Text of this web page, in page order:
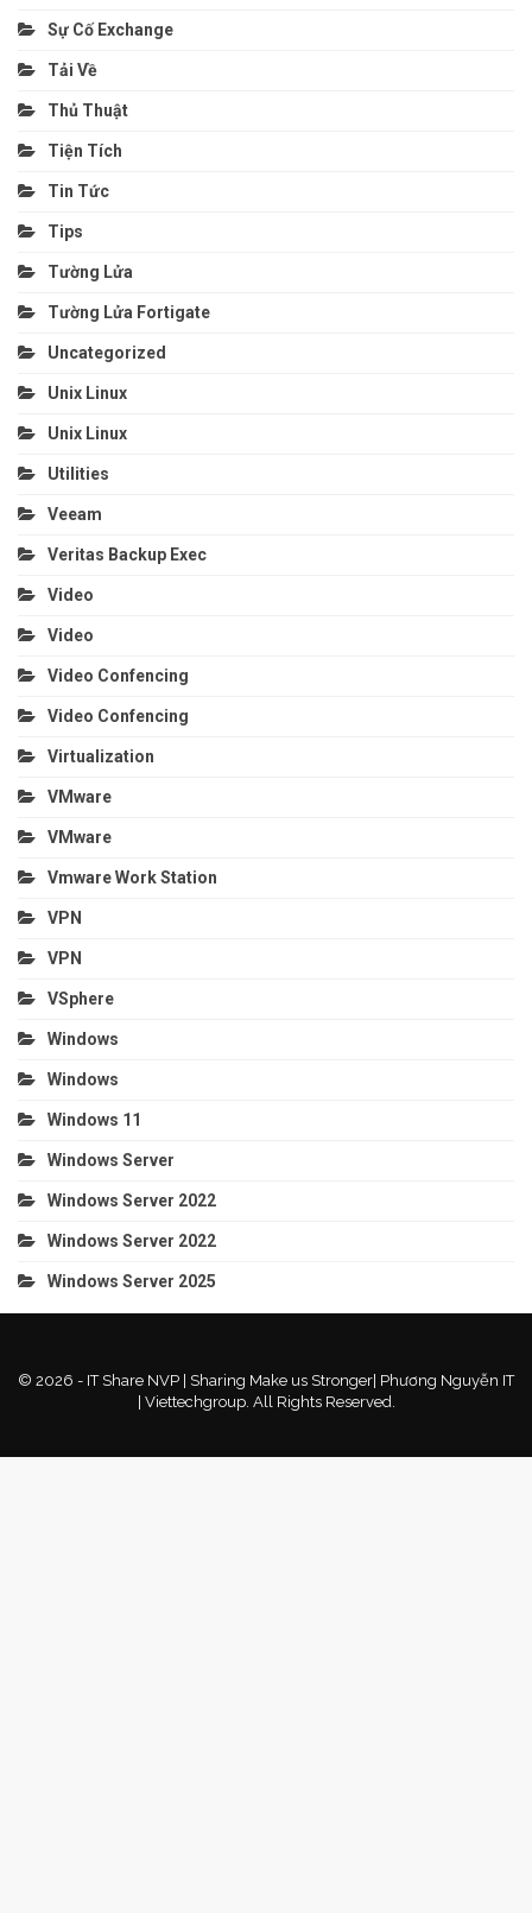
Sự Cố Exchange
Tải Về
Thủ Thuật
Tiện Tích
Tin Tức
Tips
Tường Lửa
Tường Lửa Fortigate
Uncategorized
Unix Linux
Unix Linux
Utilities
Veeam
Veritas Backup Exec
Video
Video
Video Confencing
Video Confencing
Virtualization
VMware
VMware
Vmware Work Station
VPN
VPN
VSphere
Windows
Windows
Windows 11
Windows Server
Windows Server 2022
Windows Server 2022
Windows Server 2025
© 2026 - IT Share NVP | Sharing Make us Stronger| Phương Nguyễn IT
| Viettechgroup. All Rights Reserved.